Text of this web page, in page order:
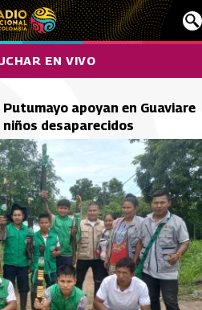
EN VIVO
apoyan en Guaviare
desaparecidos